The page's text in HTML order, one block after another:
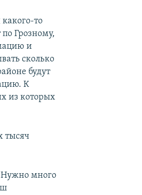
то
Грозному,
и
сколько
будут
К
из которых
тысяч
Нужно много